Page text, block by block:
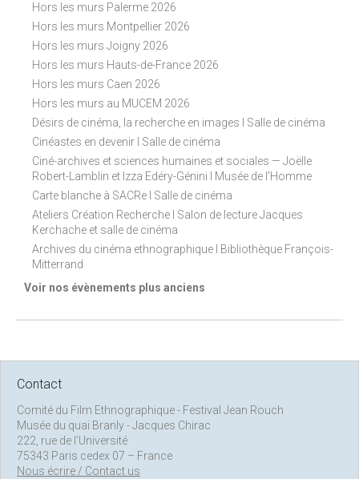
Hors les murs Palerme 2026
Hors les murs Montpellier 2026
Hors les murs Joigny 2026
Hors les murs Hauts-de-France 2026
Hors les murs Caen 2026
Hors les murs au MUCEM 2026
Désirs de cinéma, la recherche en images I Salle de cinéma
Cinéastes en devenir I Salle de cinéma
Ciné-archives et sciences humaines et sociales — Joëlle
Robert-Lamblin et Izza Edéry-Génini I Musée de l'Homme
Carte blanche à SACRe I Salle de cinéma
Ateliers Création Recherche I Salon de lecture Jacques
Kerchache et salle de cinéma
Archives du cinéma ethnographique I Bibliothèque François-
Mitterrand
Voir nos évènements plus anciens
Contact
Comité du Film Ethnographique - Festival Jean Rouch
Musée du quai Branly - Jacques Chirac
222, rue de l’Université
75343 Paris cedex 07 – France
Nous écrire / Contact us